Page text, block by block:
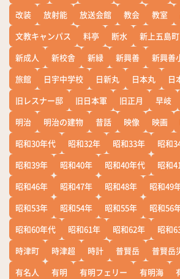
改装
放射能 放送会館 教会 教室
文教キャンパス
料亭 断水 新上五島町
新成人
新校舎 新緑 新興善 新興善
旅館
日宇中学校 日新丸 日本丸 日
旧レスナー邸
旧日本軍 旧正月 早岐
明治
明治の建物 昔話 映像 映画
昭和30年代
昭和32年 昭和33年 昭和
昭和39年
昭和40年 昭和40年代 昭和
昭和46年
昭和47年 昭和48年 昭和49
昭和53年
昭和54年 昭和55年 昭和56
昭和60年代
昭和61年 昭和62年 昭和
時津町
時津超 時計 普賢岳 普賢岳
有名人
有明 有明フェリー 有明海